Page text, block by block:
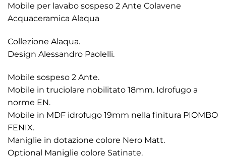
Mobile per lavabo sospeso 2 Ante Colavene
Acquaceramica Alaqua
Collezione Alaqua.
Design Alessandro Paolelli.
Mobile sospeso 2 Ante.
Mobile in truciolare nobilitato 18mm. Idrofugo a
norme EN.
Mobile in MDF idrofugo 19mm nella finitura PIOMBO
FENIX.
Maniglie in dotazione colore Nero Matt.
Optional Maniglie colore Satinate.